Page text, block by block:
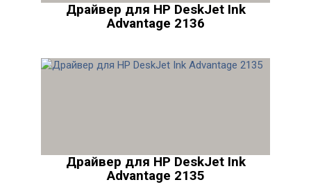
Драйвер для HP DeskJet Ink
Advantage 2136
Драйвер для HP DeskJet Ink
Advantage 2135